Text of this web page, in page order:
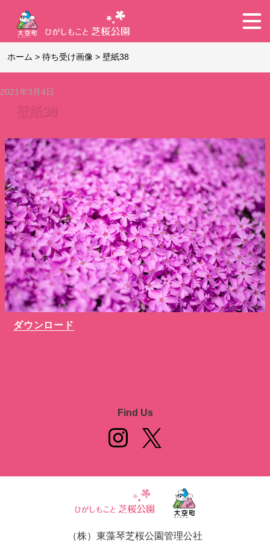
ホーム >待ち受け画像 >壁紙38
2021年3月4日
壁紙38
ダウンロード
Find Us
（株）東藻琴芝桜公園管理公社